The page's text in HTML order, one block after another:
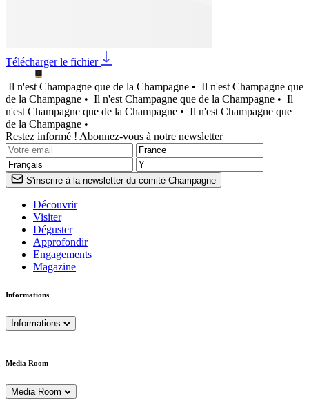
Télécharger le fichier
Il n'est Champagne que de la Champagne • Il n'est Champagne que
de la Champagne • Il n'est Champagne que de la Champagne • Il
n'est Champagne que de la Champagne • Il n'est Champagne que
de la Champagne •
Restez informé ! Abonnez-vous à notre newsletter
S'inscrire à la newsletter du comité Champagne
Découvrir
Visiter
Déguster
Approfondir
Engagements
Magazine
Informations
Informations
Media Room
Media Room